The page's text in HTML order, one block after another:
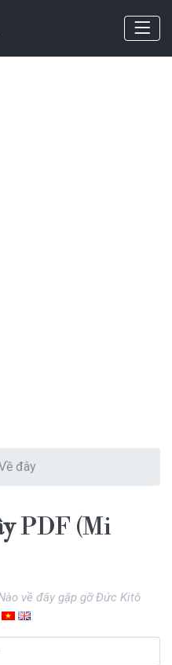
đây
PDF (Mi
về đây gặp gỡ Đức Kitô